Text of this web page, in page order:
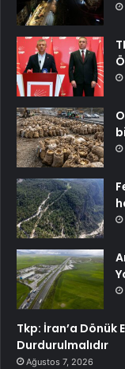
Tkp: İran’a Dönük
Durdurulmalıdır
Ağustos 7, 2026